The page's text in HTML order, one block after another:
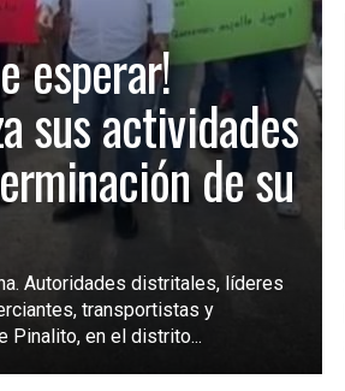
esperar!
sus actividades
de su
Autoridades distritales, líderes
transportistas y
Pinalito, en el distrito...